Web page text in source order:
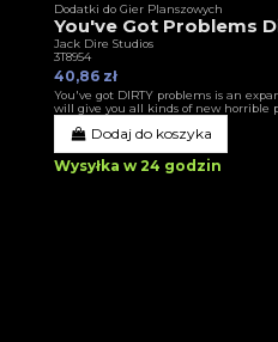
Dodatki do Gier Planszowych
You've Got Problems
Jack Dire Studios
3T8954
40,86 zł
You've got DIRTY problems is an
will give you all kinds of new horrible
Dodaj do koszyka
Wysyłka w 24 godzin